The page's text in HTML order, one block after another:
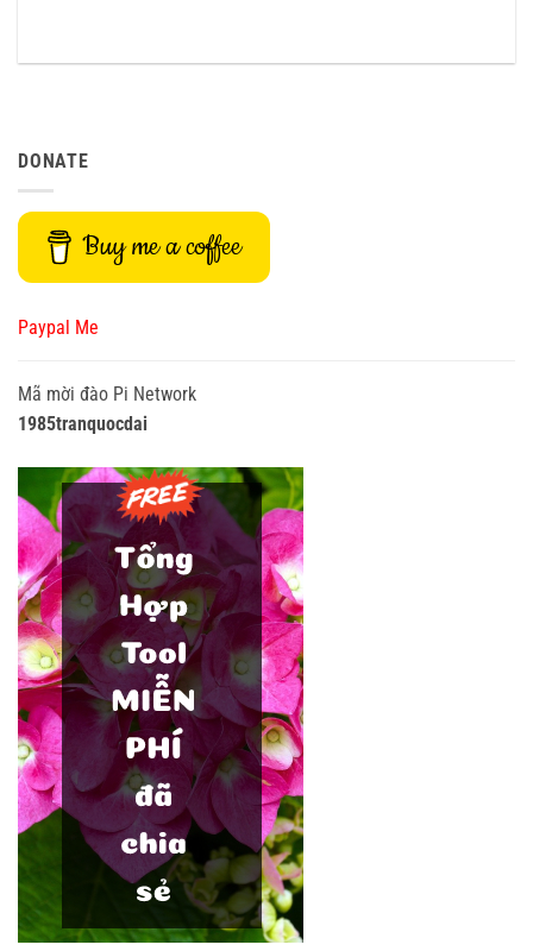
DONATE
Buy me a coffee
Paypal Me
Mã mời đào Pi Network
1985tranquocdai